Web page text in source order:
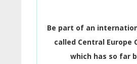
Be part of an
called Central Europe
which has so far